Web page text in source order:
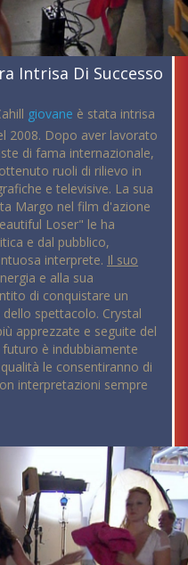
Intrisa Di Successo
giovane è stata intrisa
2008. Dopo aver lavorato
di fama internazionale,
ruoli di rilievo in
e televisive. La sua
Margo nel film d'azione
Loser" le ha
e dal pubblico,
interprete. Il suo
e alla sua
di conquistare un
spettacolo. Crystal
apprezzate e seguite del
è indubbiamente
le consentiranno di
interpretazioni sempre